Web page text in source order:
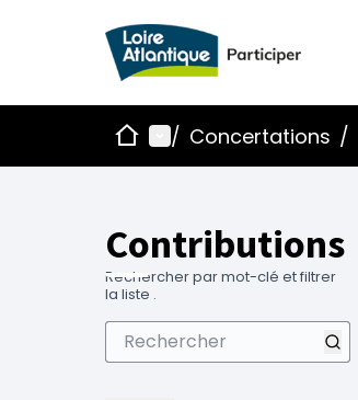
AccueilMenu principal
/ Concertations /
Contributions
Rechercher par mot-clé et filtrer
la liste .